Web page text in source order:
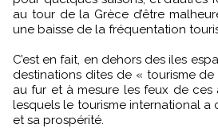
au tour de la Grèce d’être
une baisse de la fréquentation
C’est en fait, en dehors des iles
destinations dites de « tourisme
au fur et à mesure les feux de ces
lesquels le tourisme international a
et sa prospérité.